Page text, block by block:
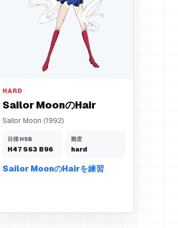
HARD
Sailor MoonのHair
Sailor Moon (1992)
目標 HSB
H47 S63 B96
難度
hard
Sailor MoonのHairを練習